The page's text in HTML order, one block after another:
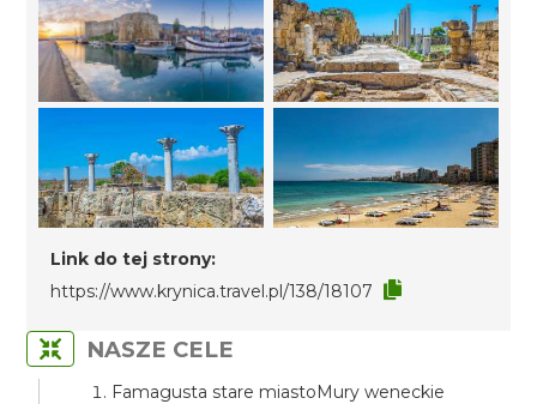
Link do tej strony:
https://www.krynica.travel.pl/138/18107
NASZE CELE
Famagusta stare miastoMury weneckie